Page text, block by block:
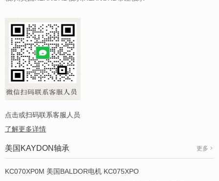
点击或扫码联系客服人员
了解更多详情
美国KAYDON轴承 更多
KC070XP0M 美国BALDOR电机 KC075XPO